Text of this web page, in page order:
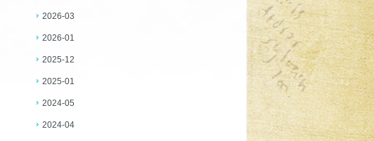
2026-03
2026-01
2025-12
2025-01
2024-05
2024-04